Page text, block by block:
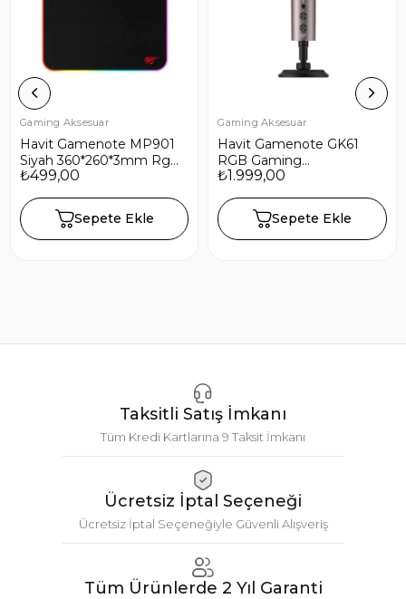
Gaming Aksesuar
Havit Gamenote MP901
Siyah 360*260*3mm Rgb
Ledli Gaming Mouse Pad
₺499,00
Sepete Ekle
Gaming Aksesuar
Havit Gamenote GK61
RGB Gaming
Profesyonel Oyuncu
₺1.999,00
Sepete Ekle
Taksitli Satış İmkanı
Tüm Kredi Kartlarına 9 Taksit İmkanı
Ücretsiz İptal Seçeneği
Ücretsiz İptal Seçeneğiyle Güvenli Alışveriş
Tüm Ürünlerde 2 Yıl Garanti